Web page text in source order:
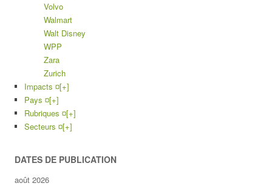
Volvo
Walmart
Walt Disney
WPP
Zara
Zurich
Impacts ¤[+]
Pays ¤[+]
Rubriques ¤[+]
Secteurs ¤[+]
DATES DE PUBLICATION
août 2026